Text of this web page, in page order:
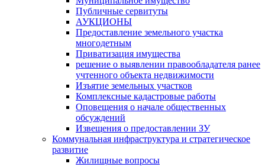
Публичные сервитуты
АУКЦИОНЫ
Предоставление земельного участка
многодетным
Приватизация имущества
решение о выявлении правообладателя ранее
учтенного объекта недвижимости
Изъятие земельных участков
Комплексные кадастровые работы
Оповещения о начале общественных
обсуждений
Извещения о предоставлении ЗУ
Коммунальная инфраструктура и стратегическое
развитие
Жилищные вопросы